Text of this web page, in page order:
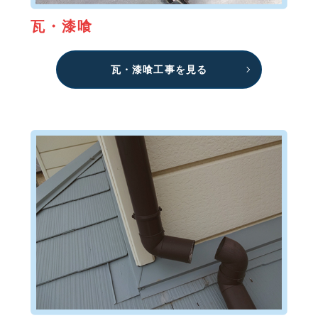
瓦・漆喰
瓦・漆喰工事を見る